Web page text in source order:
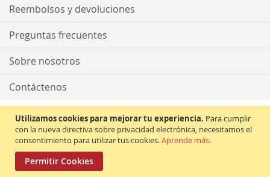
Utilizamos cookies para mejorar tu experiencia. Para cumplir
con la nueva directiva sobre privacidad electrónica, necesitamos el
consentimiento para utilizar tus cookies.Aprende más.
Permitir Cookies
Reembolsos y devoluciones
Preguntas frecuentes
Sobre nosotros
Contáctenos